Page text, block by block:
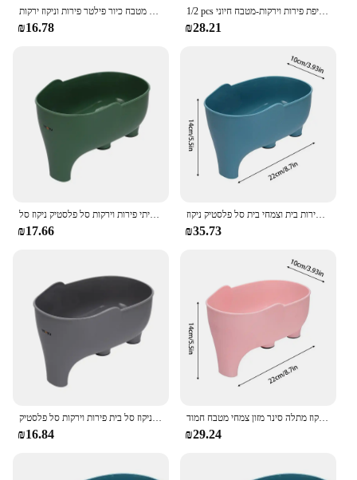
כיור ניקוז סל מזון רב תכליתי אחסון מטבח ניקוז סל פיל מטבח כיור פילטר פירות וניקוז ירקות
₪16.78
1/2 pcs פיל בצורת פיל: שכבה כפולה, פלסטיק, אידיאלי לשטיפת פירות וירקות-מטבח חיוני
₪28.21
פיל ניקוז סל רב תכליתי מטבח אחסון ניקוז סל ביתי פירות וירקות סל פלסטיק ניקוז סל
₪17.66
מטבח פיל ניקוז סל כיור מסנן רב תכליתי אחסון מרובי ציוד סל פירות בית וצמחי בית סל פלסטיק ניקוז
₪35.73
₪16.84
פיל ניקוז סל סל כיור מטבח חמוד החיה ניקוז מתלה סינר מזון צמחי מטבח חמוד
₪29.24